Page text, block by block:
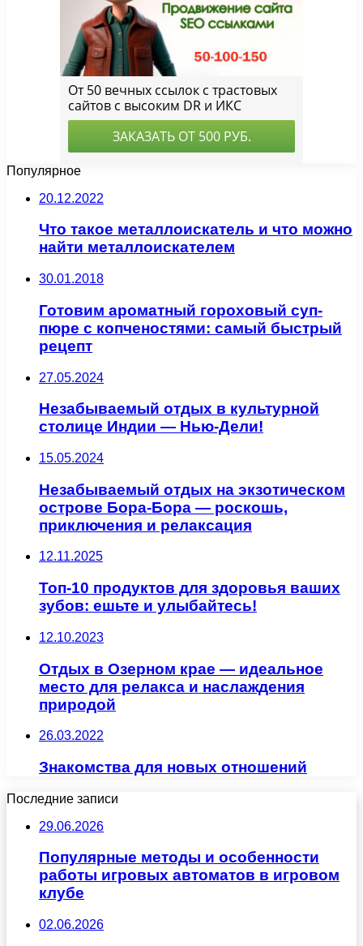
Популярное
20.12.2022
Что такое металлоискатель и что можно
найти металлоискателем
30.01.2018
Готовим ароматный гороховый суп-
пюре с копченостями: самый быстрый
рецепт
27.05.2024
Незабываемый отдых в культурной
столице Индии — Нью-Дели!
15.05.2024
Незабываемый отдых на экзотическом
острове Бора-Бора — роскошь,
приключения и релаксация
12.11.2025
Топ-10 продуктов для здоровья ваших
зубов: ешьте и улыбайтесь!
12.10.2023
Отдых в Озерном крае — идеальное
место для релакса и наслаждения
природой
26.03.2022
Знакомства для новых отношений
Последние записи
29.06.2026
Популярные методы и особенности
работы игровых автоматов в игровом
клубе
02.06.2026